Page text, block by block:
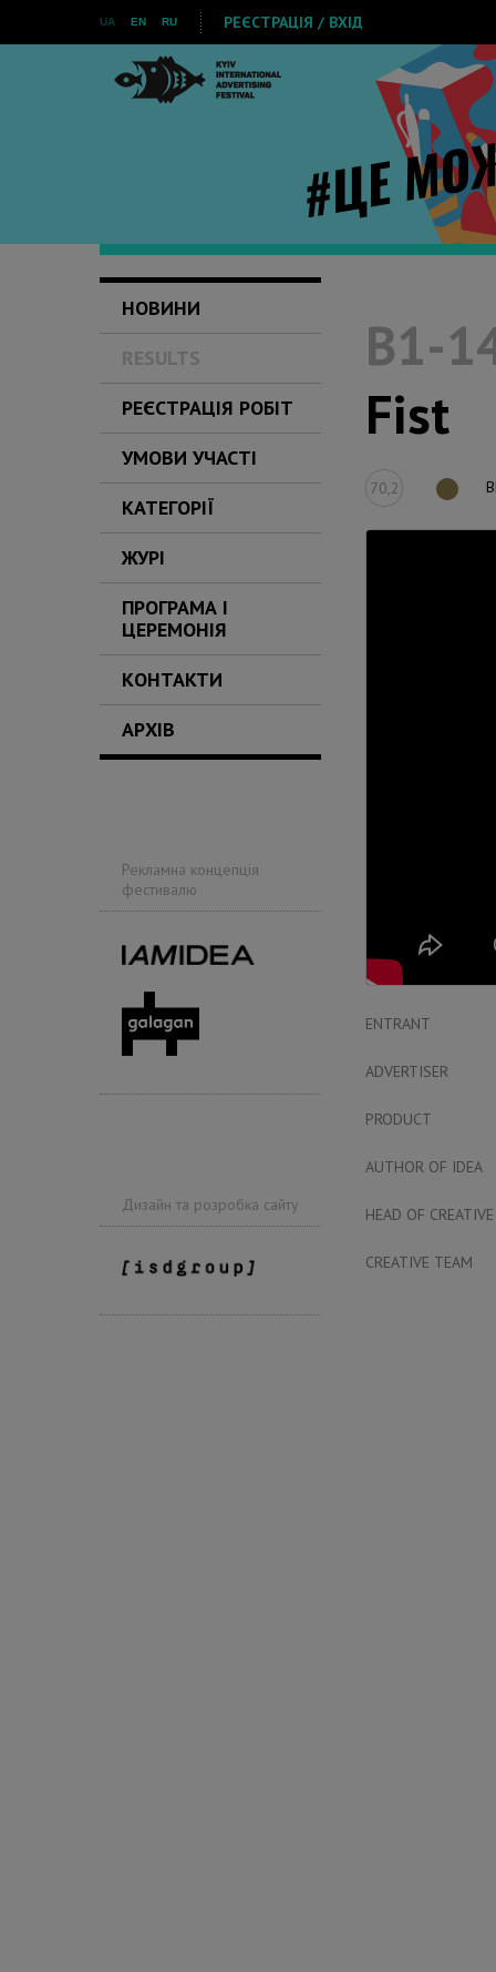
UA EN RU РЕЄСТРАЦІЯ / ВХІД
НОВИНИ
RESULTS
РЕЄСТРАЦІЯ РОБІТ
УМОВИ УЧАСТІ
КАТЕГОРІЇ
ЖУРІ
ПРОГРАМА І
ЦЕРЕМОНІЯ
КОНТАКТИ
АРХІВ
Рекламна концепція
фестивалю
Дизайн та розробка сайту
B1-
Fist
70,2
ENTRANT
ADVERTISER
PRODUCT
AUTHOR OF IDEA
HEAD OF CREATIVE
CREATIVE TEAM